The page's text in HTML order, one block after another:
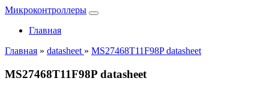
Микроконтроллеры
Главная
Главная » datasheet » MS27468T11F98P datasheet
MS27468T11F98P datasheet